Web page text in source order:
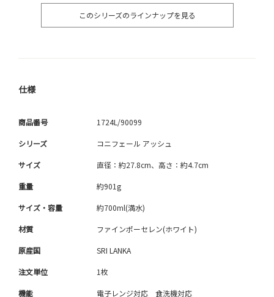
このシリーズのラインナップを見る
仕様
商品番号 1724L/90099
シリーズ コニフェール アッシュ
サイズ 直径：約27.8cm、高さ：約4.7cm
重量 約901g
サイズ・容量 約700ml(満水)
材質 ファインポーセレン(ホワイト)
原産国 SRI LANKA
注文単位 1枚
機能 電子レンジ対応 食洗機対応